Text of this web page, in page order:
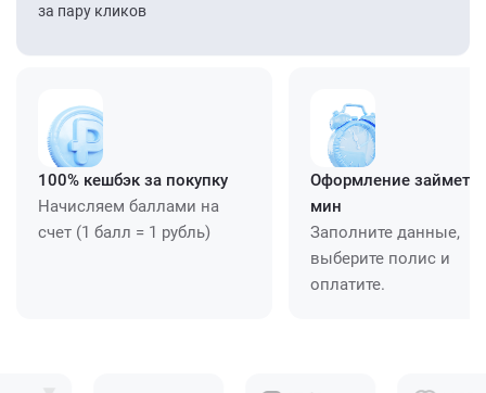
за пару кликов
100% кешбэк за покупку
Начисляем баллами на
счет (1 балл = 1 рубль)
Оформление займет
мин
Заполните данные,
выберите полис и
оплатите.